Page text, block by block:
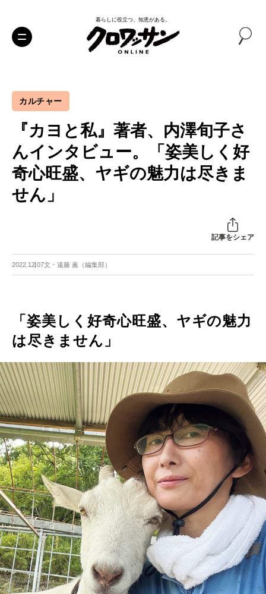
暮らしに役立つ、知恵がある。
カルチャー
『カヨと私』著者、内澤旬子さ
んインタビュー。「姿美しく好
奇心旺盛、ヤギの魅力は尽きま
せん」
記事をシェア
2022.12.07文・遠藤 薫（編集部）
「姿美しく好奇心旺盛、ヤギの魅力
は尽きません」